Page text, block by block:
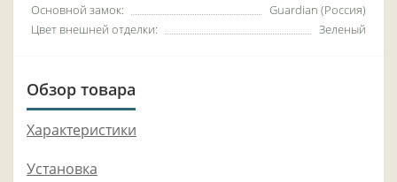
Основной замок:
Guardian (Россия)
Цвет внешней отделки:
Зеленый
Обзор товара
Характеристики
Установка